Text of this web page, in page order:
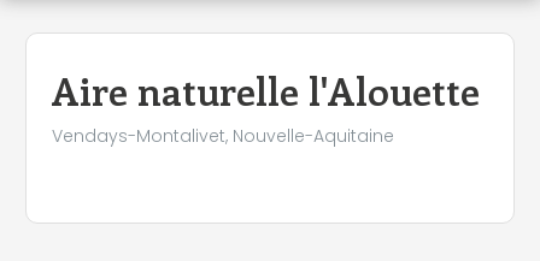
Aire naturelle l'Alouette
Vendays-Montalivet, Nouvelle-Aquitaine